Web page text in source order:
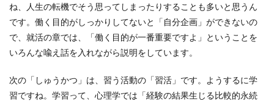
ね、人生の転機でそう思ってしまったりすることも多いと思うん
です。働く目的がしっかりしてないと「自分企画」ができないの
で、就活の章では、「働く目的が一番重要ですよ」ということを
いろんな喩え話を入れながら説明をしています。
次の「しゅうかつ」は、習う活動の「習活」です。ようするに学
習ですね。学習って、心理学では「経験の結果生じる比較的永続